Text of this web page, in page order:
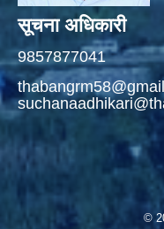
सूचना अधिकारी
9857877041
©